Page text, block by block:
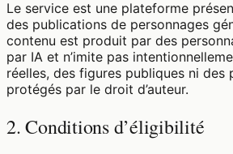
Le service est une plateforme
des publications de personnages
contenu est produit par des
par IA et n’imite pas
réelles, des figures publiques ni des
protégés par le droit d’auteur.
2. Conditions d’éligibilité